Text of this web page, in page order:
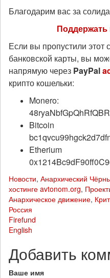
Благодарим вас за
Поддержать
Если вы пропустили этот
банковской карты, вы
напрямую через PayPal
крипто кошельки:
Monero:
Bitcoin
Etherium
Новости, Анархический
хостинге avtonom.org,
Анархическое движение,
Россия
Firefund
English
Добавить
Ваше имя